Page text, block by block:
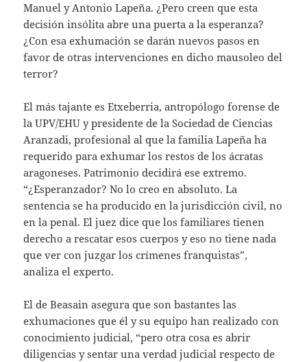
Manuel y Antonio Lapeña. ¿Pero creen que esta
decisión insólita abre una puerta a la esperanza?
¿Con esa exhumación se darán nuevos pasos en
favor de otras intervenciones en dicho mausoleo del
terror?
El más tajante es Etxeberria, antropólogo forense de
la UPV/EHU y presidente de la Sociedad de Ciencias
Aranzadi, profesional al que la familia Lapeña ha
requerido para exhumar los restos de los ácratas
aragoneses. Patrimonio decidirá ese extremo.
“¿Esperanzador? No lo creo en absoluto. La
sentencia se ha producido en la jurisdicción civil, no
en la penal. El juez dice que los familiares tienen
derecho a rescatar esos cuerpos y eso no tiene nada
que ver con juzgar los crímenes franquistas”,
analiza el experto.
El de Beasain asegura que son bastantes las
exhumaciones que él y su equipo han realizado con
conocimiento judicial, “pero otra cosa es abrir
diligencias y sentar una verdad judicial respecto de